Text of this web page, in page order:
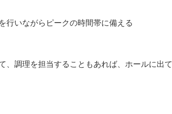
行いながらピークの時間帯に備える
、調理を担当することもあれば、ホールに出て